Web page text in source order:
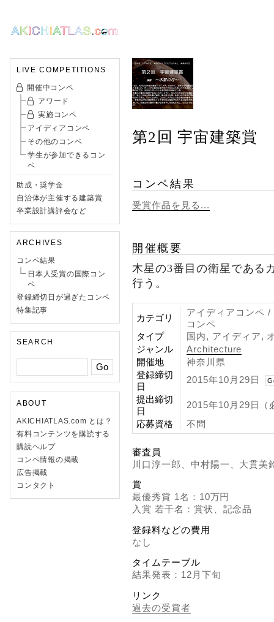
LIVE COMPETITIONS
開催中コンペ
アワード
実施コンペ
アイディアコンペ
その他のコンペ
学生が参加できるコン
ペ
助成・奨学金
自治体が主催する建築賞
卒業設計講評会など
ARCHIVES
コンペ結果
日本人受賞の国際コン
ペ
登録締切日が過ぎたコンペ
特集記事
SEARCH
ABOUT
AKICHIATLAS.com とは？
有料コンテンツを購読する
購読ヘルプ
コンペ情報の掲載
広告掲載
コンタクト
第2回 宇宙建築賞
コンペ結果
受賞作品を見る...
開催概要
木星の3番目の衛星である
行う。
カテゴリ
アイディアコンペ
コンペ
タイプ
国内, アイディア,
ジャンル
Architecture
開催地
神奈川県
登録締切
日
2015年10月29日
提出締切
日
2015年10月29日（
応募資格
不問
審査員
川口淳一郎、中村陽一、大貫美
賞
最優秀賞 1名：10万円
入賞 若干名：賞状、記念品
登録料などの費用
なし
タイムテーブル
結果発表：12月下旬
リンク
過去の受賞者